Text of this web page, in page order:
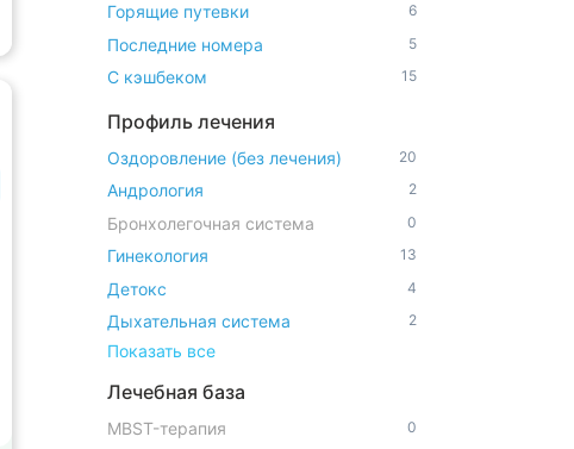
Горящие путевки 6
Последние номера 5
С кэшбеком 15
Профиль лечения
Оздоровление (без лечения) 20
Андрология 2
Бронхолегочная система 0
Гинекология 13
Детокс 4
Дыхательная система 2
Показать все
Лечебная база
MBST-терапия 0